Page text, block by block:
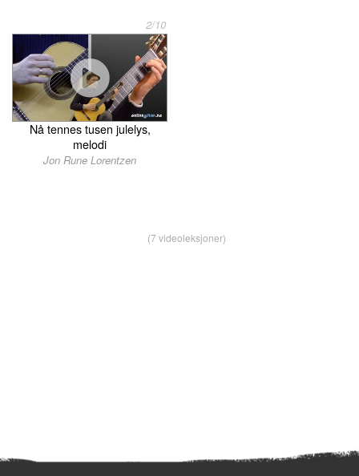
2/10
Nå tennes tusen julelys,
melodi
Jon Rune Lorentzen
(7 videoleksjoner)